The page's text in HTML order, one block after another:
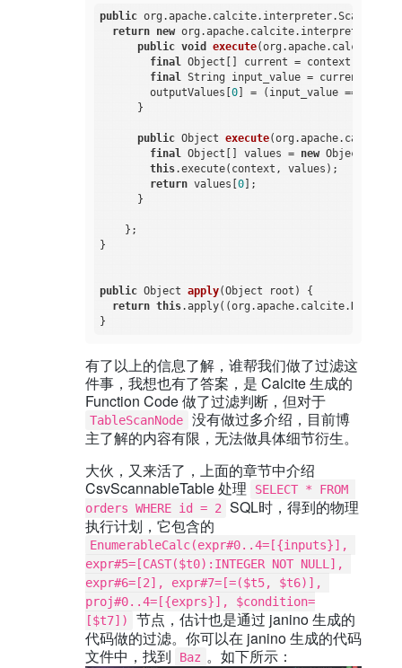
public org.apache.calcite.interpreter.Scalar
return new
public void execute
final Object[] current = context.values;
final String input_value = current[
        outputValues[
0] = (input_value ==
      }
public Object execute
final Object[] values = new Object[
this.execute(context, values);
return values[ 0];
      }
    };
}
public Object apply(Object root)
{
return this
有了以上的信息了解，谁帮我们做了过滤这
件事，我想也有了答案，是 Calcite 生成的
Function Code 做了过滤判断，但对于
TableScanNode
没有做过多介绍，目前博
主了解的内容有限，无法做具体细节衍生。
大伙，又来活了，上面的章节中介绍
CsvScannableTable 处理
SELECT * FROM
orders WHERE id = 2
SQL时，得到的物理
执行计划，它包含的
EnumerableCalc(expr#0..4=[{inputs}],
expr#5=[CAST($t0):INTEGER NOT NULL],
expr#6=[2], expr#7=[=($t5, $t6)],
proj#0..4=[{exprs}], $condition=
[$t7])
节点，估计也是通过 janino 生成的
代码做的过滤。你可以在 janino 生成的代码
文件中，找到
Baz 。如下所示：